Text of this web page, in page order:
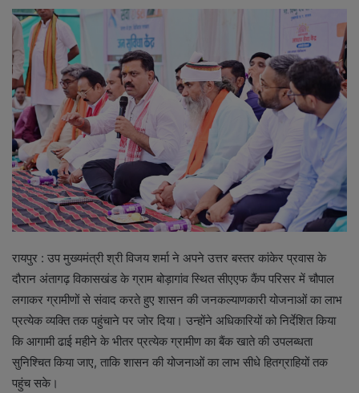
रायपुर : उप मुख्यमंत्री श्री विजय शर्मा ने अपने उत्तर बस्तर कांकेर प्रवास के
दौरान अंतागढ़ विकासखंड के ग्राम बोड़ागांव स्थित सीएएफ कैंप परिसर में चौपाल
लगाकर ग्रामीणों से संवाद करते हुए शासन की जनकल्याणकारी योजनाओं का लाभ
प्रत्येक व्यक्ति तक पहुंचाने पर जोर दिया। उन्होंने अधिकारियों को निर्देशित किया
कि आगामी ढाई महीने के भीतर प्रत्येक ग्रामीण का बैंक खाते की उपलब्धता
सुनिश्चित किया जाए, ताकि शासन की योजनाओं का लाभ सीधे हितग्राहियों तक
पहुंच सके।